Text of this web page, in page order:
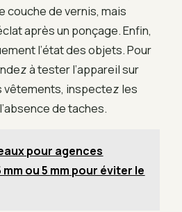
couche de vernis, mais
après un ponçage. Enfin,
l’état des objets. Pour
à tester l’appareil sur
vêtements, inspectez les
de taches.
pour agences
ou 5 mm pour éviter le